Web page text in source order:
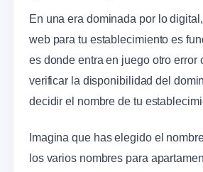
En una era dominada por lo
web para tu establecimiento es
es donde entra en juego otro error
verificar la disponibilidad del
decidir el nombre de tu
Imagina que has elegido el
los varios nombres para